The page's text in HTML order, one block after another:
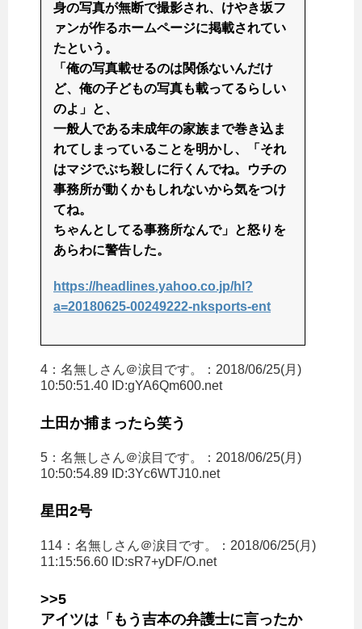
身の写真が無断で撮影され、けやき坂フ
ァンが作るホームページに掲載されてい
たという。
「俺の写真載せるのは関係ないんだけ
ど、俺の子どもの写真も載ってるらしい
のよ」と、
一般人である未成年の家族まで巻き込ま
れてしまっていることを明かし、「それ
はマジでぶち殺しに行くんでね。ウチの
事務所が動くかもしれないから気をつけ
てね。
ちゃんとしてる事務所なんで」と怒りを
あらわに警告した。
https://headlines.yahoo.co.jp/hl?
a=20180625-00249222-nksports-ent
4： 名無しさん＠涙目です。
：2018/06/25(月)
10:50:51.40 ID:gYA6Qm600.net
土田か捕まったら笑う
5： 名無しさん＠涙目です。
：2018/06/25(月)
10:50:54.89 ID:3Yc6WTJ10.net
星田2号
114： 名無しさん＠涙目です。
：2018/06/25(月)
11:15:56.60 ID:sR7+yDF/O.net
>>5
アイツは「もう吉本の弁護士に言ったか